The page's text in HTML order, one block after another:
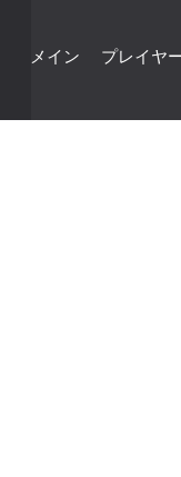
メイン プレイヤ